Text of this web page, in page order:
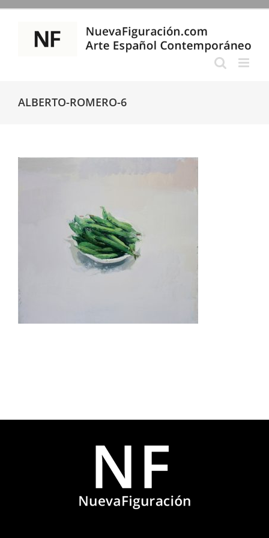
Saltar
contenido
ALBERTO-ROMERO-6